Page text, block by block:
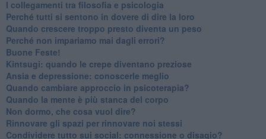
​I collegamenti tra filosofia e psicologia
​Perché tutti si sentono in dovere di dire la loro
​Quando crescere troppo presto diventa un peso
​Perché non impariamo mai dagli errori?
​Buone Feste!
​Kintsugi: quando le crepe diventano preziose
Ansia e depressione: conoscerle meglio
Quando cambiare approccio in psicoterapia?
​Quando la mente è più stanca del corpo
Non dormo, che cosa vuol dire?
​Rinnovare gli spazi per rinnovare noi stessi
​Condividere tutto sui social: connessione o disagio?